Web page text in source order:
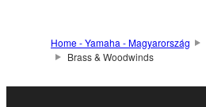
Home - Yamaha - Magyarország
Brass & Woodwinds